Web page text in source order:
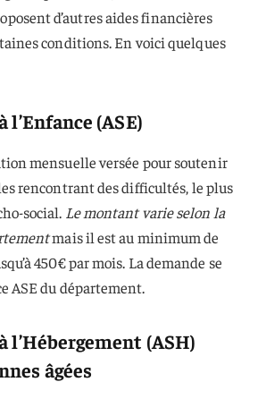
d’autres aides financières
conditions. En voici quelques
l’Enfance (ASE)
mensuelle versée pour soutenir
rencontrant des difficultés, le plus
social. Le montant varie selon la
mais il est au minimum de
450€ par mois. La demande se
ASE du département.
l’Hébergement (ASH)
âgées